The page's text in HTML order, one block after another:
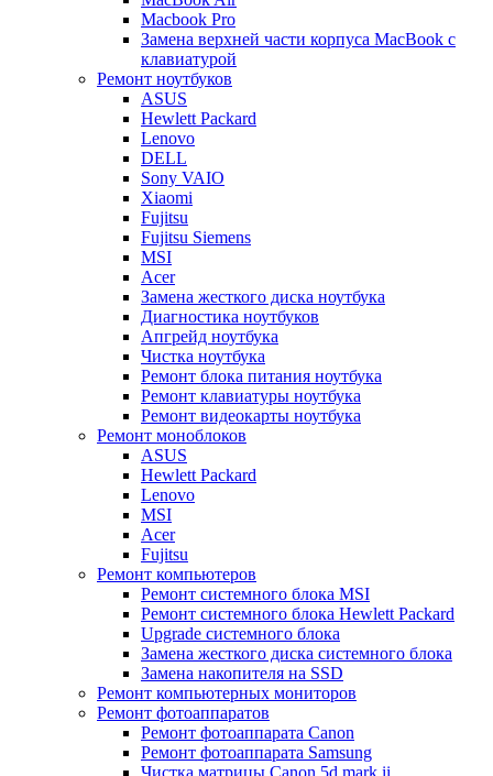
Macbook Pro
Замена верхней части корпуса MacBook с
клавиатурой
Ремонт ноутбуков
ASUS
Hewlett Packard
Lenovo
DELL
Sony VAIO
Xiaomi
Fujitsu
Fujitsu Siemens
MSI
Acer
Замена жесткого диска ноутбука
Диагностика ноутбуков
Апгрейд ноутбука
Чистка ноутбука
Ремонт блока питания ноутбука
Ремонт клавиатуры ноутбука
Ремонт видеокарты ноутбука
Ремонт моноблоков
ASUS
Hewlett Packard
Lenovo
MSI
Acer
Fujitsu
Ремонт компьютеров
Ремонт системного блока MSI
Ремонт системного блока Hewlett Packard
Upgrade системного блока
Замена жесткого диска системного блока
Замена накопителя на SSD
Ремонт компьютерных мониторов
Ремонт фотоаппаратов
Ремонт фотоаппарата Canon
Ремонт фотоаппарата Samsung
Чистка матрицы Canon 5d mark ii